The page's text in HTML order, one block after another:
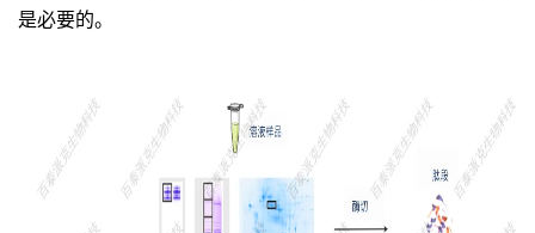
是必要的。